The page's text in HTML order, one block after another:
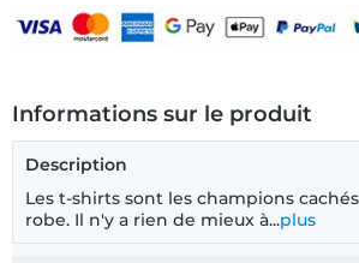
Informations sur le produit
Description
Les t-shirts sont les champions
robe. Il n'y a rien de mieux à...plus